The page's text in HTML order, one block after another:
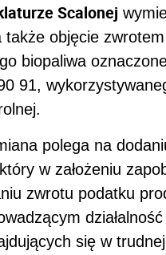
Scalonej
także objęcie
biopaliwa
91,
polega na
w założeniu
zwrotu podatku
się w